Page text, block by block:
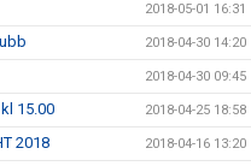
2018-05-01 16:31
2018-04-30 14:20
2018-04-30 09:45
15.00 2018-04-25 18:58
2018 2018-04-16 13:20